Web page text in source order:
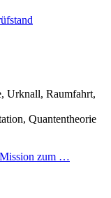
Urknall, Raumfahrt,
Quantentheorie
zum …